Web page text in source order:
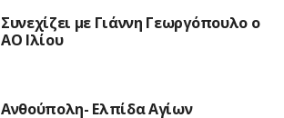
Συνεχίζει με Γιάννη Γεωργόπουλο ο
ΑΟ Ιλίου
Ανθούπολη- Ελπίδα Αγίων